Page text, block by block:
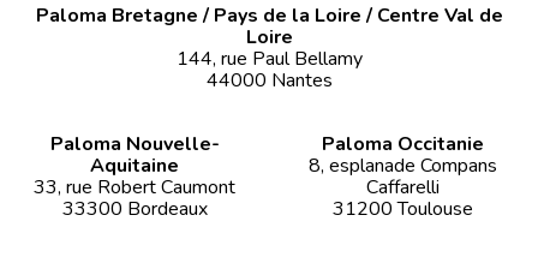
Paloma Bretagne / Pays de la Loire / Centre Val de
Loire
144, rue Paul Bellamy
44000 Nantes
Paloma Nouvelle-
Aquitaine
33, rue Robert Caumont
33300 Bordeaux
Paloma Occitanie
8, esplanade Compans
Caffarelli
31200 Toulouse